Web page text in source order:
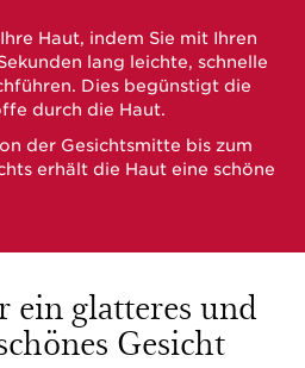
Haut, indem Sie mit Ihren
lang leichte, schnelle
Dies begünstigt die
durch die Haut.
der Gesichtsmitte bis zum
erhält die Haut eine schöne
ein glatteres und
Gesicht